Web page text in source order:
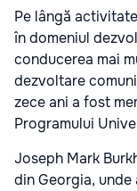
Pe lângă
în domeniul
conducerea mai
dezvoltare
zece ani a fost
Programului
Joseph Mark
din Georgia, unde